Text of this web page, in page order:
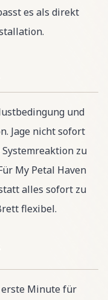
es als direkt
und
Jage nicht sofort
zu
My Petal Haven
alles sofort zu
flexibel.
erste Minute für